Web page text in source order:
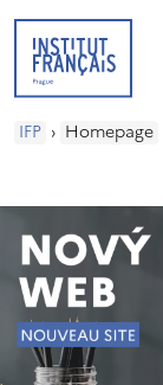
IFP › Homepage